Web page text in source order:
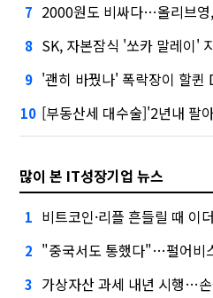
7 2000원도 비싸다…올리브영, 다
8 SK, 자본잠식 '쏘카 말레이'
9 '괜히 바꿨나' 폭락장이 할퀸
10 [부동산세 대수술]'2년내 팔
많이 본 IT성장기업 뉴스
1 비트코인·리플 흔들릴 때 이
2 "중국서도 통했다"…펄어비
3 가상자산 과세 내년 시행…